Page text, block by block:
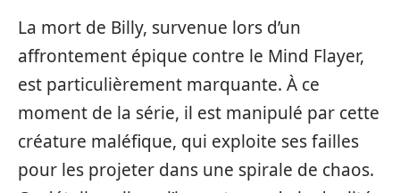
La mort de Billy, survenue lors d’un
affrontement épique contre le Mind Flayer,
est particulièrement marquante. À ce
moment de la série, il est manipulé par cette
créature maléfique, qui exploite ses failles
pour les projeter dans une spirale de chaos.